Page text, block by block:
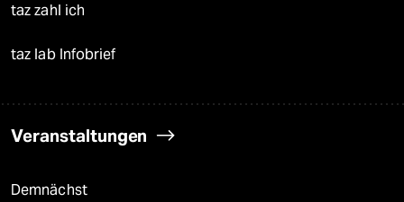
taz zahl ich
taz lab Infobrief
Veranstaltungen
Demnächst